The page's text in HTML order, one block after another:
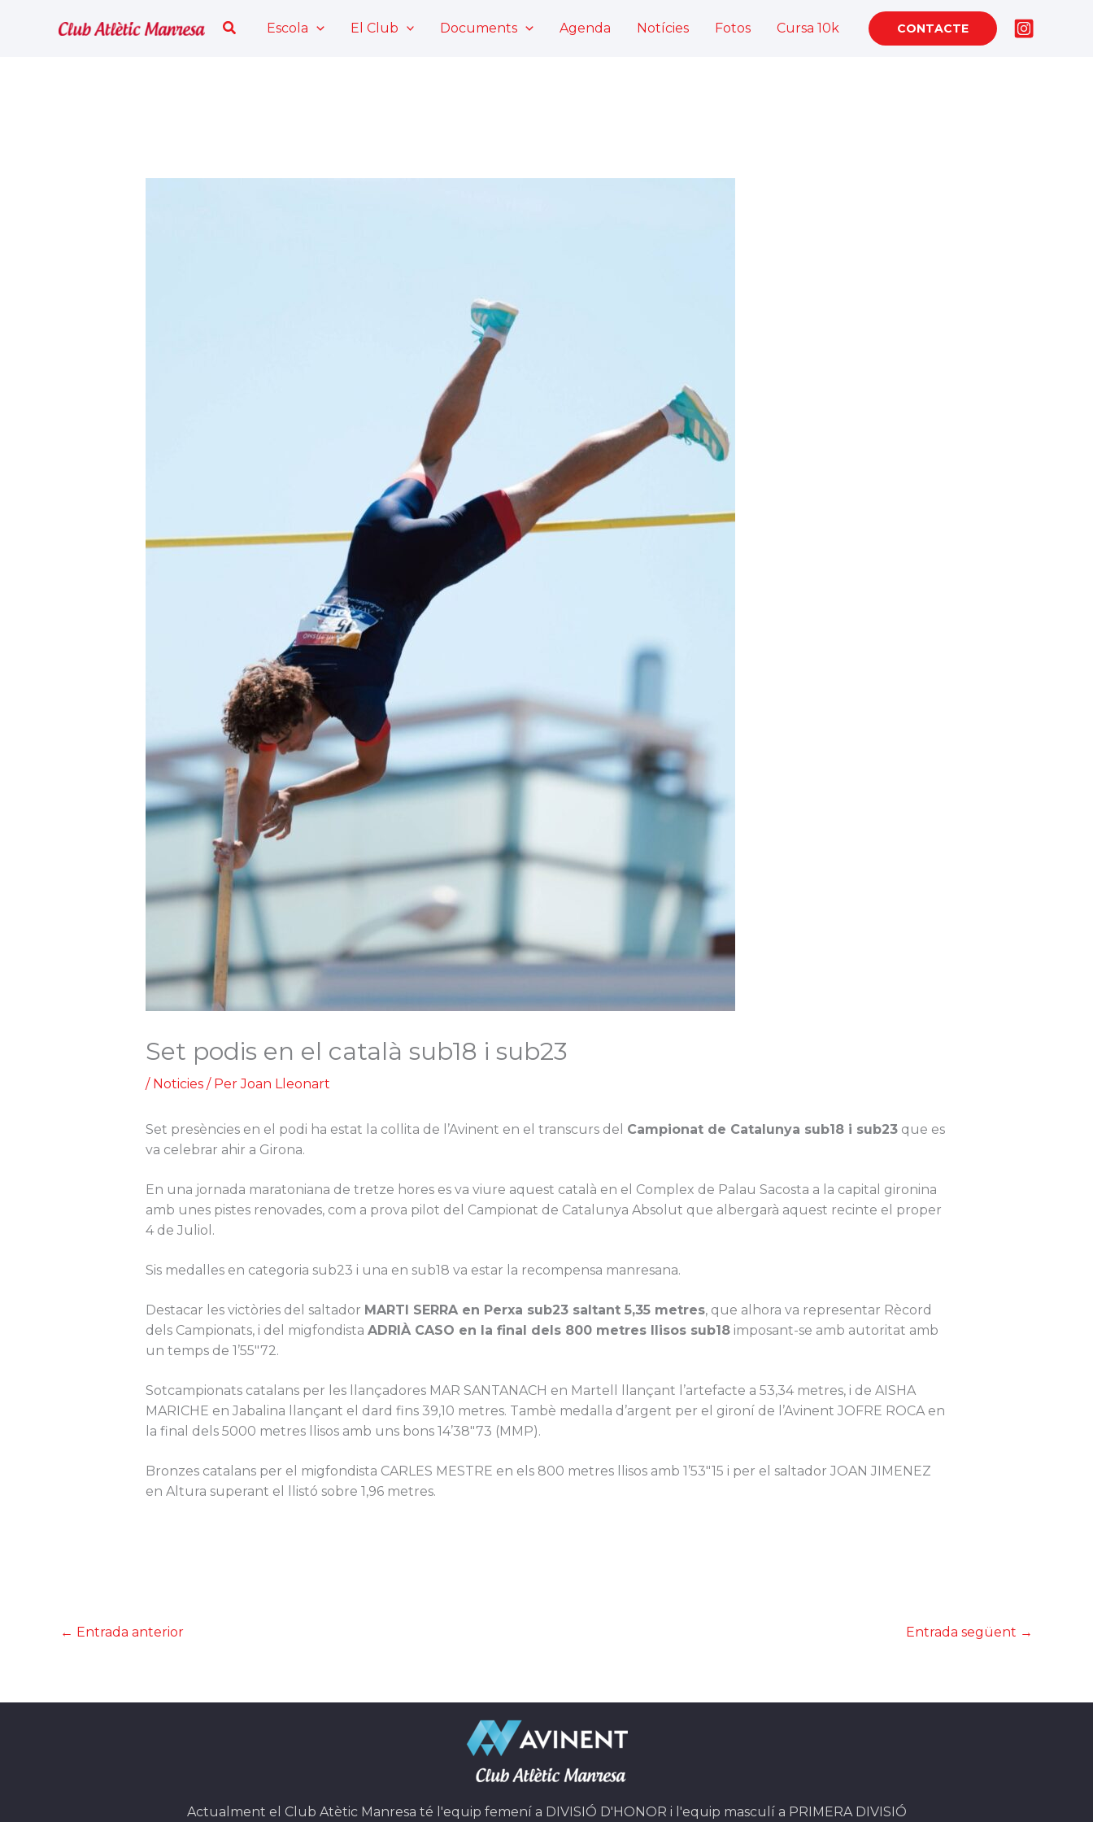
Cerca Escola El Club Documents Agenda Notícies Fotos Cursa 10k CONTACTE
Set podis en el català sub18 i sub23
/ Noticies/ Per Joan Lleonart
Set presències en el podi ha estat la collita de l’Avinent en el transcurs del Campionat de Catalunya sub18 i sub23que es
va celebrar ahir a Girona.
En una jornada maratoniana de tretze hores es va viure aquest català en el Complex de Palau Sacosta a la capital gironina
amb unes pistes renovades, com a prova pilot del Campionat de Catalunya Absolut que albergarà aquest recinte el proper
4 de Juliol.
Sis medalles en categoria sub23 i una en sub18 va estar la recompensa manresana.
Destacar les victòries del saltador MARTI SERRA en Perxa sub23 saltant 5,35 metres, que alhora va representar Rècord
dels Campionats, i del migfondista ADRIÀ CASO en la final dels 800 metres llisos sub18imposant-se amb autoritat amb
un temps de 1’55″72.
Sotcampionats catalans per les llançadores MAR SANTANACH en Martell llançant l’artefacte a 53,34 metres, i de AISHA
MARICHE en Jabalina llançant el dard fins 39,10 metres. Tambè medalla d’argent per el gironí de l’Avinent JOFRE ROCA en
la final dels 5000 metres llisos amb uns bons 14’38″73 (MMP).
Bronzes catalans per el migfondista CARLES MESTRE en els 800 metres llisos amb 1’53″15 i per el saltador JOAN JIMENEZ
en Altura superant el llistó sobre 1,96 metres.
← Entrada anterior Entrada següent →
Actualment el Club Atètic Manresa té l'equip femení a DIVISIÓ D'HONOR i l'equip masculí a PRIMERA DIVISIÓ